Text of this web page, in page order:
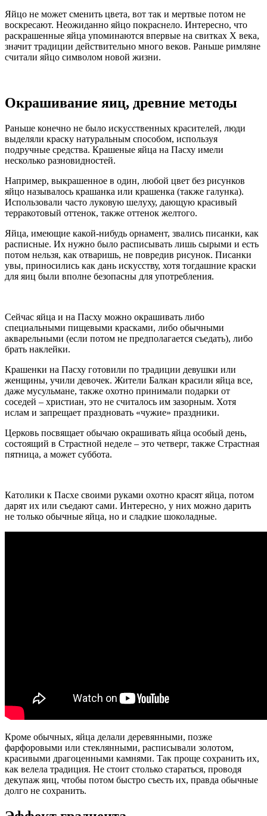
Яйцо не может сменить цвета, вот так и мертвые потом не
воскресают. Неожиданно яйцо покраснело. Интересно, что
раскрашенные яйца упоминаются впервые на свитках Х века,
значит традиции действительно много веков. Раньше римляне
считали яйцо символом новой жизни.
Окрашивание яиц, древние методы
Раньше конечно не было искусственных красителей, люди
выделяли краску натуральным способом, используя
подручные средства. Крашеные яйца на Пасху имели
несколько разновидностей.
Например, выкрашенное в один, любой цвет без рисунков
яйцо называлось крашанка или крашенка (также галунка).
Использовали часто луковую шелуху, дающую красивый
терракотовый оттенок, также оттенок желтого.
Яйца, имеющие какой-нибудь орнамент, звались писанки, как
расписные. Их нужно было расписывать лишь сырыми и есть
потом нельзя, как отваришь, не повредив рисунок. Писанки
увы, приносились как дань искусству, хотя тогдашние краски
для яиц были вполне безопасны для употребления.
Сейчас яйца и на Пасху можно окрашивать либо
специальными пищевыми красками, либо обычными
акварельными (если потом не предполагается съедать), либо
брать наклейки.
Крашенки на Пасху готовили по традиции девушки или
женщины, учили девочек. Жители Балкан красили яйца все,
даже мусульмане, также охотно принимали подарки от
соседей – христиан, это не считалось им зазорным. Хотя
ислам и запрещает праздновать «чужие» праздники.
Церковь посвящает обычаю окрашивать яйца особый день,
состоящий в Страстной неделе – это четверг, также Страстная
пятница, а может суббота.
Католики к Пасхе своими руками охотно красят яйца, потом
дарят их или съедают сами. Интересно, у них можно дарить
не только обычные яйца, но и сладкие шоколадные.
Кроме обычных, яйца делали деревянными, позже
фарфоровыми или стеклянными, расписывали золотом,
красивыми драгоценными камнями. Так проще сохранить их,
как велела традиция. Не стоит столько стараться, проводя
декупаж яиц, чтобы потом быстро съесть их, правда обычные
долго не сохранить.